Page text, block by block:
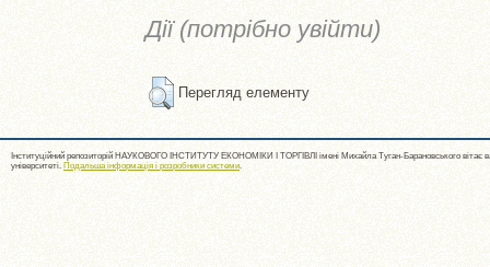
Дії (потрібно увійти)
Перегляд елементу
Інституційний репозиторій НАУКОВОГО ІНСТИТУТУ ЕКОНОМІКИ І ТОРГІВЛІ імені Михайла Туган-Барановського вітає
університеті. Подальша інформація і розробники системи